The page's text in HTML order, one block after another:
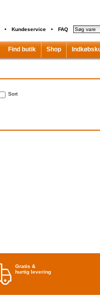
FAQ
•
Kundeservice
•
Shop
Find butik
Indkøbskurven er tom...
Sort
Gratis &
hurtig levering